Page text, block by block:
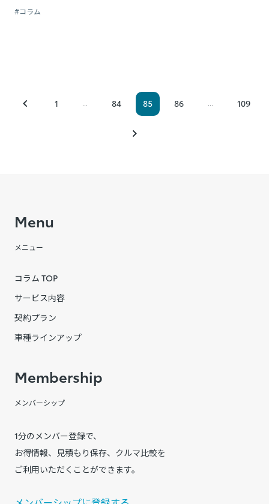
#コラム
1 ... 84 85 86 ... 109
Menu
メニュー
コラム TOP
サービス内容
契約プラン
車種ラインアップ
Membership
メンバーシップ
1分のメンバー登録で、
お得情報、見積もり保存、クルマ比較を
ご利用いただくことができます。